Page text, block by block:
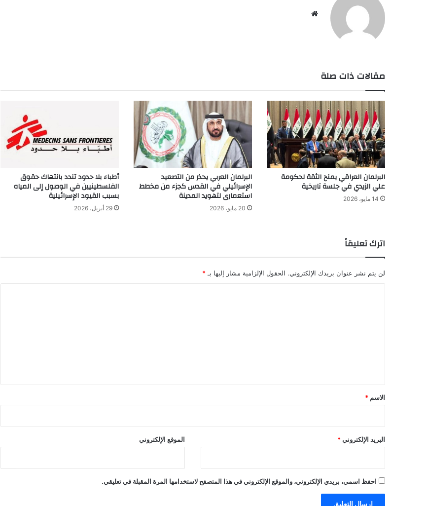
مقالات ذات صلة
البرلمان العراقي يمنح الثقة لحكومة
علي الزيدي في جلسة تاريخية
14 مايو، 2026
البرلمان العربي يحذر من التصعيد
الإسرائيلي في القدس كجزء من مخطط
استعمارى لتهويد المدينة
20 مايو، 2026
أطباء بلا حدود تندد بانتهاك حقوق
الفلسطينيين في الوصول إلى المياه
بسبب القيود الإسرائيلية
29 أبريل، 2026
اترك تعليقاً
لن يتم نشر عنوان بريدك الإلكتروني. الحقول الإلزامية مشار إليها بـ *
*
الاسم *
البريد الإلكتروني * الموقع الإلكتروني
احفظ اسمي، بريدي الإلكتروني، والموقع الإلكتروني في هذا المتصفح لاستخدامها المرة المقبلة في تعليقي.